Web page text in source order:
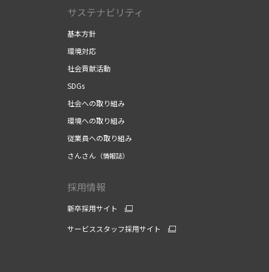
サステナビリティ
基本方針
環境対応
社会貢献活動
SDGs
社会への取り組み
環境への取り組み
従業員への取り組み
さんさん （情報誌）
採用情報
新卒採用サイト
サービススタッフ採用サイト